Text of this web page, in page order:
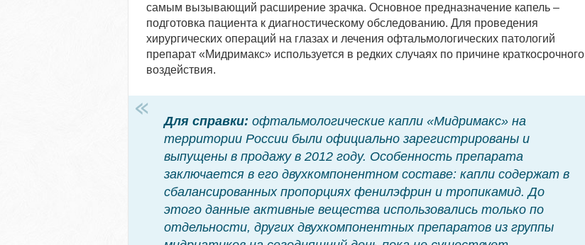
самым вызывающий расширение зрачка. Основное предназначение капель –
подготовка пациента к диагностическому обследованию. Для проведения
хирургических операций на глазах и лечения офтальмологических патологий
препарат «Мидримакс» используется в редких случаях по причине краткосрочного
воздействия.
Для справки: офтальмологические капли «Мидримакс» на
территории России были официально зарегистрированы и
выпущены в продажу в 2012 году. Особенность препарата
заключается в его двухкомпонентном составе: капли содержат в
сбалансированных пропорциях фенилэфрин и тропикамид. До
этого данные активные вещества использовались только по
отдельности, других двухкомпонентных препаратов из группы